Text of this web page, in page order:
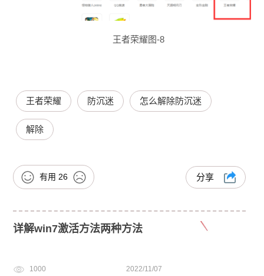
王者荣耀图-8
王者荣耀 防沉迷 怎么解除防沉迷
解除
有用 26 分享
详解win7激活方法两种方法
1000 2022/11/07